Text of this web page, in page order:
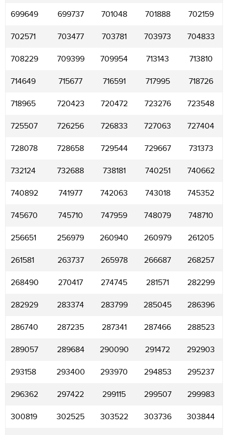
699649 699737 701048 701888 702159
702571 703477 703781 703973 704833
708229 709399 709954 713143 713810
714649 715677 716591 717995 718726
718965 720423 720472 723276 723548
725507 726256 726833 727063 727404
728078 728658 729544 729667 731373
732124 732688 738181 740251 740662
740892 741977 742063 743018 745352
745670 745710 747959 748079 748710
256651 256979 260940 260979 261205
261581 263737 265978 266687 268257
268490 270417 274745 281571 282299
282929 283374 283799 285045 286396
286740 287235 287341 287466 288523
289057 289684 290090 291472 292903
293158 293400 293970 294853 295237
296362 297422 299115 299507 299983
300819 302525 303522 303736 303844